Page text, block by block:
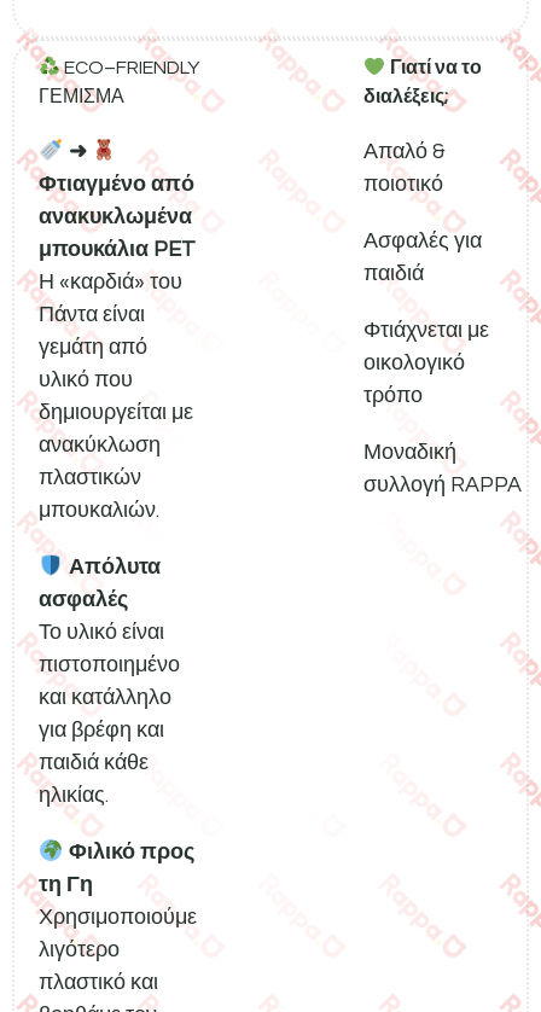
ECO–FRIENDLY
ΓΕΜΙΣΜΑ
➜
Φτιαγμένο από
ανακυκλωμένα
μπουκάλια PET
Η «καρδιά» του
Πάντα είναι
γεμάτη από
υλικό που
δημιουργείται με
ανακύκλωση
πλαστικών
μπουκαλιών.
Απόλυτα
ασφαλές
Το υλικό είναι
πιστοποιημένο
και κατάλληλο
για βρέφη και
παιδιά κάθε
ηλικίας.
Φιλικό προς
τη Γη
Χρησιμοποιούμε
λιγότερο
πλαστικό και
Γιατί να το
διαλέξεις;
Απαλό &
ποιοτικό
Ασφαλές για
παιδιά
Φτιάχνεται με
οικολογικό
τρόπο
Μοναδική
συλλογή RAPPA